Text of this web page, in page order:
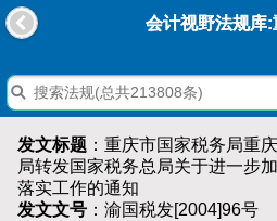
发文标题 ：重庆市国家税务局重
局转发国家税务总局关于进一步
落实工作的通知
发文文号 ：渝国税发[2004]96号